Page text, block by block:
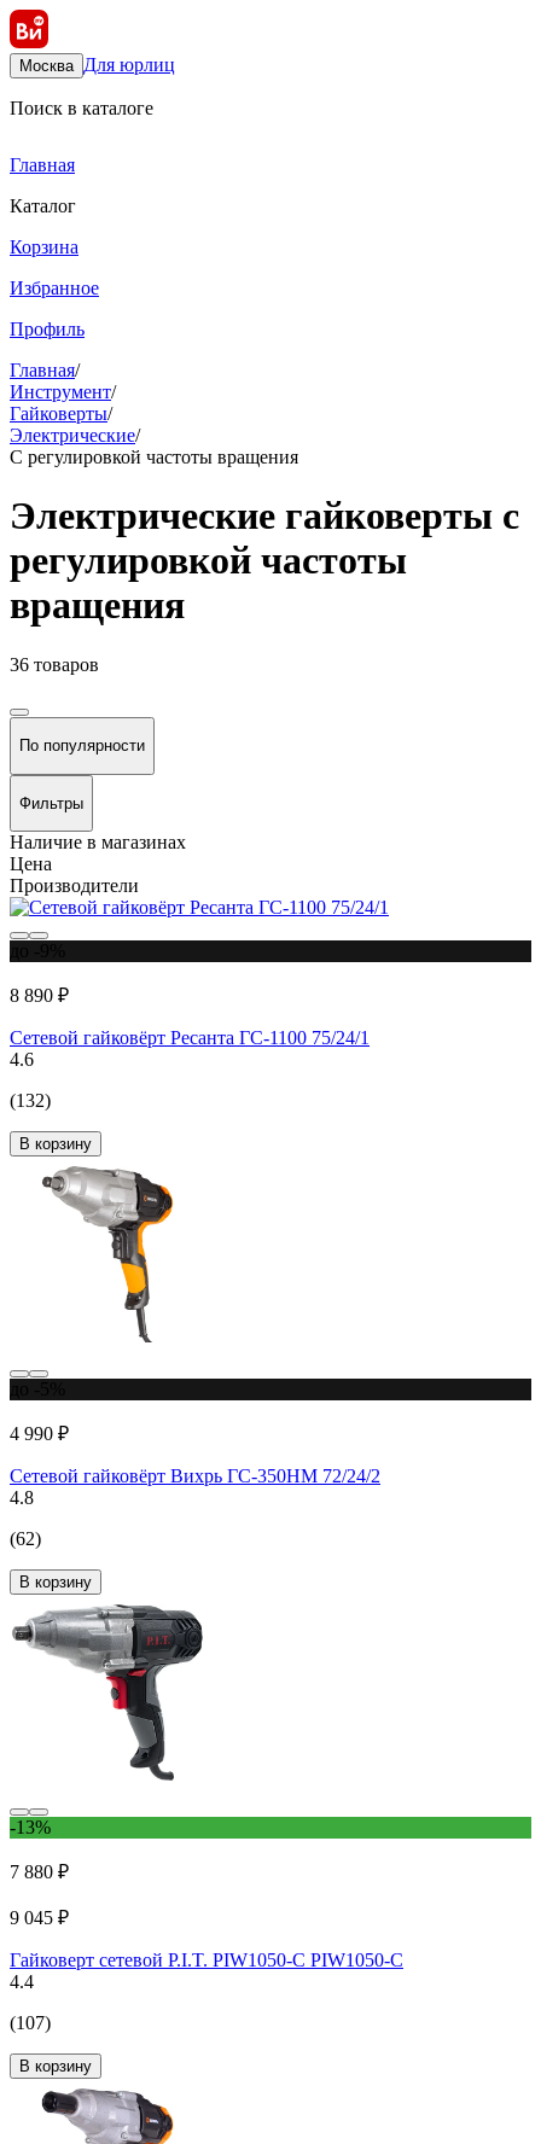
Москва Для юрлиц
Поиск в каталоге
Главная
Каталог
Корзина
Избранное
Профиль
Главная/
Инструмент/
Гайковерты/
Электрические/
С регулировкой частоты вращения
Электрические гайковерты с
регулировкой частоты
вращения
36 товаров
По популярности
Фильтры
Наличие в магазинах
Цена
Производители
8 890 ₽
Сетевой гайковёрт Ресанта ГС-1100 75/24/1
4.6
(132)
В корзину
4 990 ₽
Сетевой гайковёрт Вихрь ГС-350НМ 72/24/2
4.8
(62)
В корзину
-13%
7 880 ₽
9 045 ₽
Гайковерт сетевой P.I.T. PIW1050-С PIW1050-C
4.4
(107)
В корзину